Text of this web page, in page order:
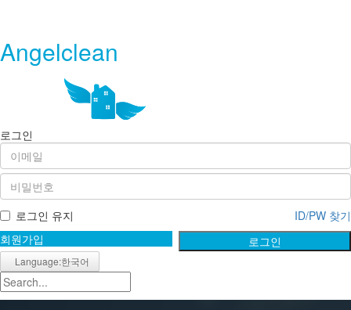
Angelclean
로그인
로그인 유지
ID/PW 찾기
회원가입
로그인
Language:한국어